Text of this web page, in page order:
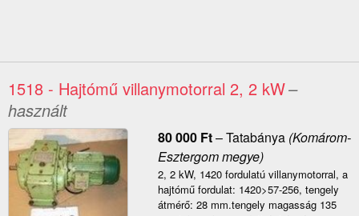
1518 - Hajtómű villanymotorral 2, 2 kW–
használt
80 000 Ft–Tatabánya(Komárom-
Esztergom megye)
2, 2 kW, 1420 fordulatú villanymotorral, a
hajtómű fordulat: 1420>57-256, tengely
átmérő: 28 mm.tengely magasság 135